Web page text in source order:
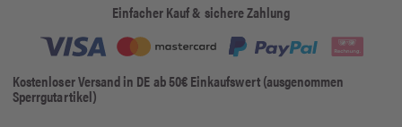
Einfacher Kauf & sichere Zahlung
Kostenloser Versand in DE ab 50€ Einkaufswert (ausgenommen
Sperrgutartikel)